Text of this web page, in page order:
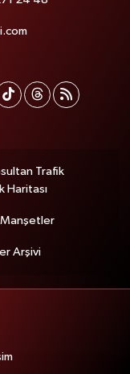
Trafik
Haritası
Manşetler
Arşivi